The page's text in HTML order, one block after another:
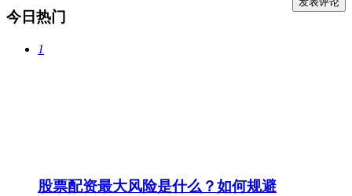
今日热门
1
股票配资最大风险是什么？如何规避